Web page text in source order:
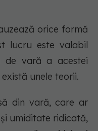
orice formă
lucru este valabil
de vară a acestei
unele teorii.
din vară, care ar
umiditate ridicată,